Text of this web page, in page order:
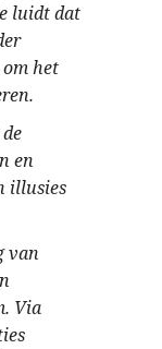
luidt dat
het
en
illusies
van
Via